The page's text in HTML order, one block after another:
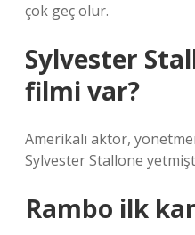
çok geç olur.
Sylvester
filmi var?
Amerikalı aktör,
Sylvester Stallone
Rambo ilk